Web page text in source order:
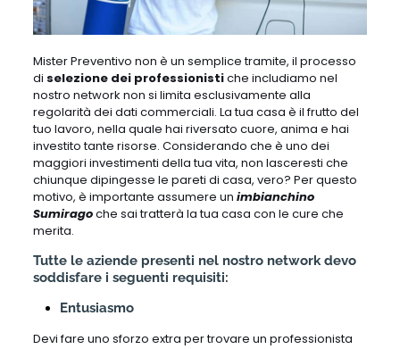
Mister Preventivo non è un semplice tramite, il processo
di selezione dei professionistiche includiamo nel
nostro network non si limita esclusivamente alla
regolarità dei dati commerciali. La tua casa è il frutto del
tuo lavoro, nella quale hai riversato cuore, anima e hai
investito tante risorse. Considerando che è uno dei
maggiori investimenti della tua vita, non lasceresti che
chiunque dipingesse le pareti di casa, vero? Per questo
motivo, è importante assumere un imbianchino
Sumiragoche sai tratterà la tua casa con le cure che
merita.
Tutte le aziende presenti nel nostro network devo
soddisfare i seguenti requisiti:
Entusiasmo
Devi fare uno sforzo extra per trovare un professionista